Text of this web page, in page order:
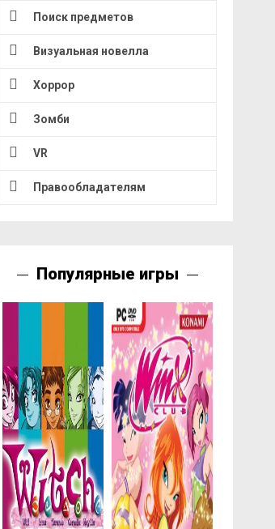
Поиск предметов
Визуальная новелла
Хоррор
Зомби
VR
Правообладателям
Популярные игры